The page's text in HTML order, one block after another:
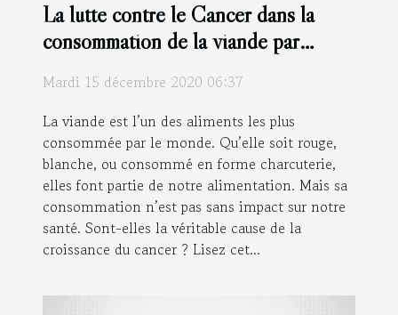
La lutte contre le Cancer dans la
consommation de la viande par
Mardi 15 décembre 2020 06:37
La viande est l’un des aliments les plus
consommée par le monde. Qu’elle soit rouge,
blanche, ou consommé en forme charcuterie,
elles font partie de notre alimentation. Mais sa
consommation n’est pas sans impact sur notre
santé. Sont-elles la véritable cause de la
croissance du cancer ? Lisez cet...